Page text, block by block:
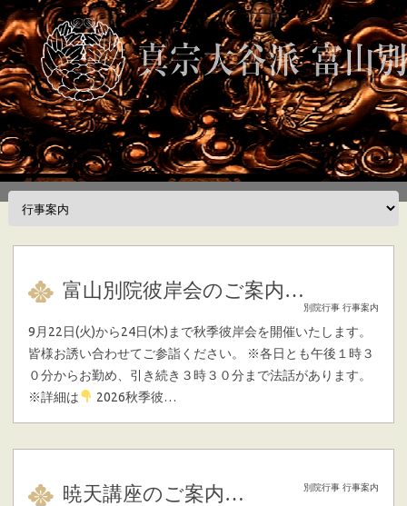
Skip to content
富山別院彼岸会のご案内…
別院行事 行事案内
9月22日(火)から24日(木)まで秋季彼岸会を開催いたします。
皆様お誘い合わせてご参詣ください。 ※各日とも午後１時３
０分からお勤め、引き続き３時３０分まで法話があります。
※詳細は
2026秋季彼…
暁天講座のご案内… 別院行事 行事案内